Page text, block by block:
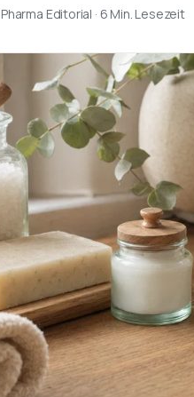
Editorial · 6 Min. Lesezeit